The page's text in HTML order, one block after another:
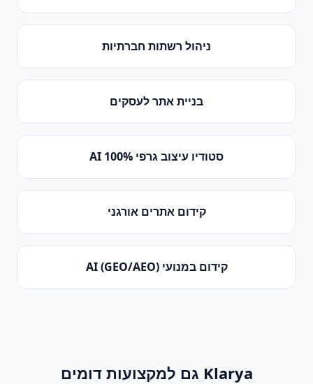
ניהול רשתות חברתיות
בניית אתר לעסקים
סטודיו עיצוב גרפי 100% AI
קידום אתרים אורגני
קידום במנועי AI (GEO/AEO)
Klarya גם למקצועות דומים